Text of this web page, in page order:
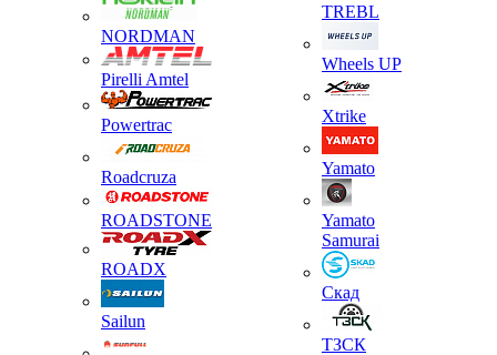
NORDMAN
Pirelli Amtel
Powertrac
Roadcruza
ROADSTONE
ROADX
Sailun
TREBL
Wheels UP
Xtrike
Yamato
Yamato
Samurai
Скад
ТЗСК